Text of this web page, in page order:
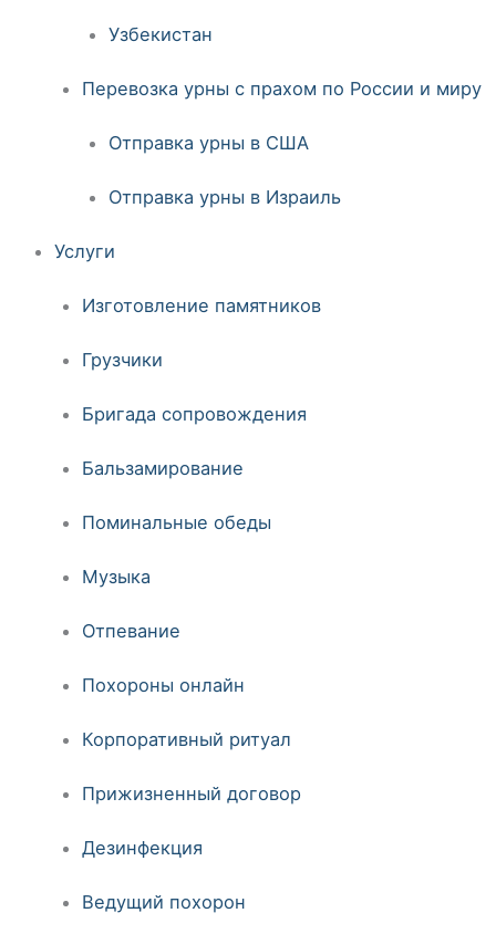
Узбекистан
Перевозка урны с прахом по России и миру
Отправка урны в США
Отправка урны в Израиль
Услуги
Изготовление памятников
Грузчики
Бригада сопровождения
Бальзамирование
Поминальные обеды
Музыка
Отпевание
Похороны онлайн
Корпоративный ритуал
Прижизненный договор
Дезинфекция
Ведущий похорон